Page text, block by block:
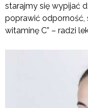
starajmy się wypijać
poprawić
witaminę C” – radzi